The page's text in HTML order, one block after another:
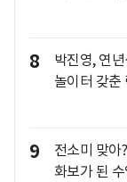
8
박진영, 연
놀이터 갖
9
전소미 맞아
화보가 된